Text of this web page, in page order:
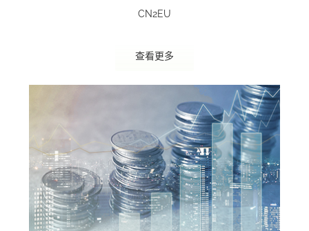
CN2EU
查看更多